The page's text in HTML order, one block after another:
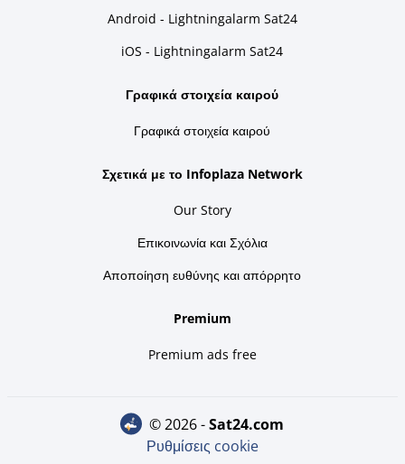
Android - Lightningalarm Sat24
iOS - Lightningalarm Sat24
Γραφικά στοιχεία καιρού
Γραφικά στοιχεία καιρού
Σχετικά με το Infoplaza Network
Our Story
Επικοινωνία και Σχόλια
Αποποίηση ευθύνης και απόρρητο
Premium
Premium ads free
© 2026 - sat24.com
Ρυθμίσεις cookie